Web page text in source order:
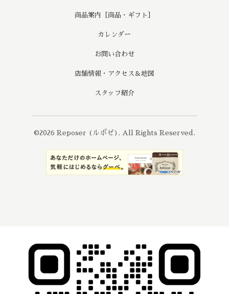
商品案内［商品・ギフト］
カレンダー
お問い合わせ
店舗情報・アクセス＆地図
スタッフ紹介
©2026 Reposer (ルポゼ) . All Rights Reserved.